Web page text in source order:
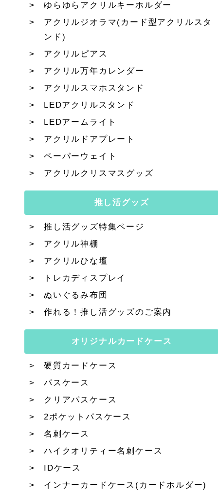
ゆらゆらアクリルキーホルダー
アクリルジオラマ(カード型アクリルスタ
ンド)
アクリルピアス
アクリル万年カレンダー
アクリルスマホスタンド
LEDアクリルスタンド
LEDアームライト
アクリルドアプレート
ペーパーウェイト
アクリルクリスマスグッズ
推し活グッズ
推し活グッズ特集ページ
アクリル神棚
アクリルひな壇
トレカディスプレイ
ぬいぐるみ布団
作れる！推し活グッズのご案内
オリジナルカードケース
硬質カードケース
パスケース
クリアパスケース
2ポケットパスケース
名刺ケース
ハイクオリティー名刺ケース
IDケース
インナーカードケース(カードホルダー)